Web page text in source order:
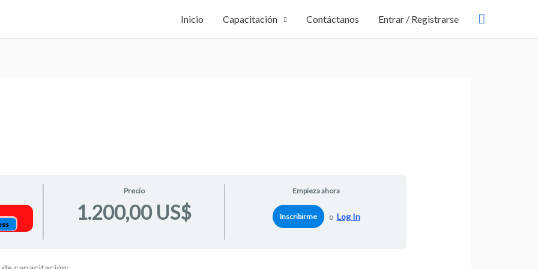
Inicio Capacitación Contáctanos Entrar / Registrarse Buscar
Precio
1.200,00 US$
Empieza ahora
Inscribirme o Log In